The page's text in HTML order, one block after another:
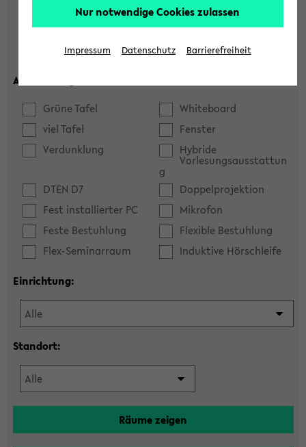
max. Plätze:
Ausstattung:
Grüne Tafel
Whiteboard
viel Tafel
Fenster
Verdunklung
Hybride
Vorlesungsausstattun
g
DTEN D7
Doppelprojektion
Fest installierter PC
Mikrofon
Feste Bestuhlung
Flexible Bestuhlung
Flex-Seminarraum
Induktive Hörschleife
Einrichtung:
Standort:
Nur notwendige Cookies zulassen
Impressum Datenschutz Barrierefreiheit